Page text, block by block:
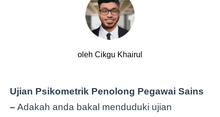
oleh Cikgu Khairul
Ujian Psikometrik Penolong Pegawai Sains
– Adakah anda bakal menduduki ujian